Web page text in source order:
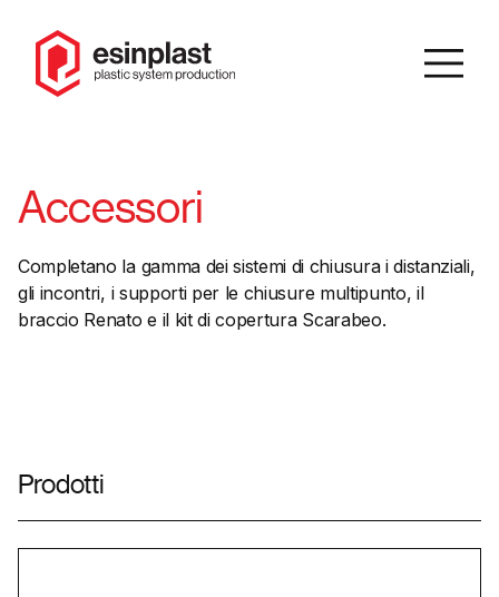
Homepage
Soluzioni
Mercati
Cerca
Accessori
Completano la gamma dei sistemi di chiusura i distanziali,
gli incontri, i supporti per le chiusure multipunto, il
braccio Renato e il kit di copertura Scarabeo.
Prodotti